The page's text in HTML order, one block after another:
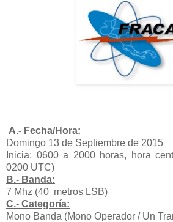
A.- Fecha/Hora:
Domingo 13 de Septiembre de 2015
Inicia: 0600 a 2000 horas, hora
0200 UTC)
B.- Banda:
7 Mhz (40 metros LSB)
C.- Categoría:
Mono Banda (Mono Operador / Un